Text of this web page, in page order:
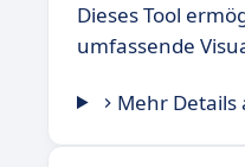
Dieses Tool
umfassende
Mehr Details